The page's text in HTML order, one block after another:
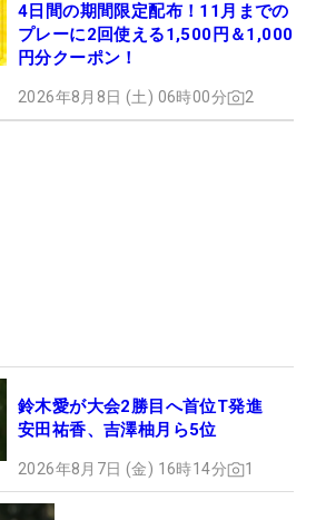
4日間の期間限定配布！11月までの
プレーに2回使える1,500円＆1,000
円分クーポン！
2026年8月8日 (土) 06時00分 2
鈴木愛が大会2勝目へ首位T発進
安田祐香、吉澤柚月ら5位
2026年8月7日 (金) 16時14分 1